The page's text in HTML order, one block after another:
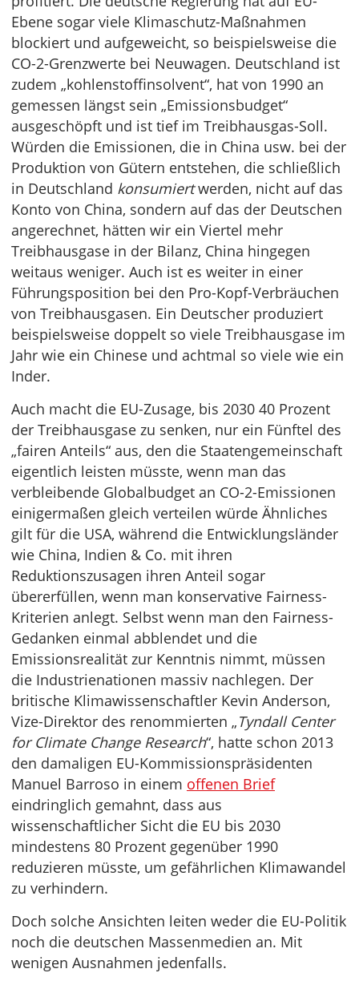
Ebene sogar viele Klimaschutz-Maßnahmen
blockiert und aufgeweicht, so beispielsweise die
CO-2-Grenzwerte bei Neuwagen. Deutschland ist
zudem „kohlenstoffinsolvent“, hat von 1990 an
gemessen längst sein „Emissionsbudget“
ausgeschöpft und ist tief im Treibhausgas-Soll.
Würden die Emissionen, die in China usw. bei der
Produktion von Gütern entstehen, die schließlich
in Deutschland konsumiertwerden, nicht auf das
Konto von China, sondern auf das der Deutschen
angerechnet, hätten wir ein Viertel mehr
Treibhausgase in der Bilanz, China hingegen
weitaus weniger. Auch ist es weiter in einer
Führungsposition bei den Pro-Kopf-Verbräuchen
von Treibhausgasen. Ein Deutscher produziert
beispielsweise doppelt so viele Treibhausgase im
Jahr wie ein Chinese und achtmal so viele wie ein
Inder.
Auch macht die EU-Zusage, bis 2030 40 Prozent
der Treibhausgase zu senken, nur ein Fünftel des
„fairen Anteils“ aus, den die Staatengemeinschaft
eigentlich leisten müsste, wenn man das
verbleibende Globalbudget an CO-2-Emissionen
einigermaßen gleich verteilen würde Ähnliches
gilt für die USA, während die Entwicklungsländer
wie China, Indien & Co. mit ihren
Reduktionszusagen ihren Anteil sogar
übererfüllen, wenn man konservative Fairness-
Kriterien anlegt. Selbst wenn man den Fairness-
Gedanken einmal abblendet und die
Emissionsrealität zur Kenntnis nimmt, müssen
die Industrienationen massiv nachlegen. Der
britische Klimawissenschaftler Kevin Anderson,
Vize-Direktor des renommierten „Tyndall Center
for Climate Change Research“, hatte schon 2013
den damaligen EU-Kommissionspräsidenten
Manuel Barroso in einem offenen Brief
eindringlich gemahnt, dass aus
wissenschaftlicher Sicht die EU bis 2030
mindestens 80 Prozent gegenüber 1990
reduzieren müsste, um gefährlichen Klimawandel
zu verhindern.
Doch solche Ansichten leiten weder die EU-Politik
noch die deutschen Massenmedien an. Mit
wenigen Ausnahmen jedenfalls.